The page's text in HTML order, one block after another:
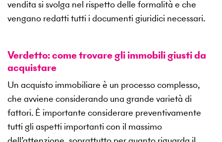
vendita si svolga nel rispetto delle formalità e che
vengano redatti tutti i documenti giuridici necessari.
Verdetto: come trovare gli immobili giusti da
acquistare
Un acquisto immobiliare è un processo complesso,
che avviene considerando una grande varietà di
fattori. È importante considerare preventivamente
tutti gli aspetti importanti con il massimo